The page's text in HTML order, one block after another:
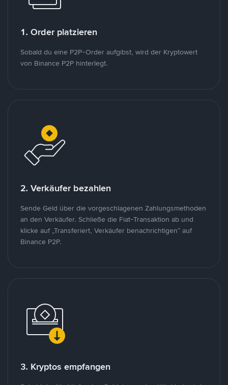
1. Order platzieren
Sobald du eine P2P-Order aufgibst, wird der Kryptowert
von Binance P2P hinterlegt.
2. Verkäufer bezahlen
Sende Geld über die vorgeschlagenen Zahlungsmethoden
an den Verkäufer. Schließe die Fiat-Transaktion ab und
klicke auf „Transferiert, Verkäufer benachrichtigen“ auf
Binance P2P.
3. Kryptos empfangen